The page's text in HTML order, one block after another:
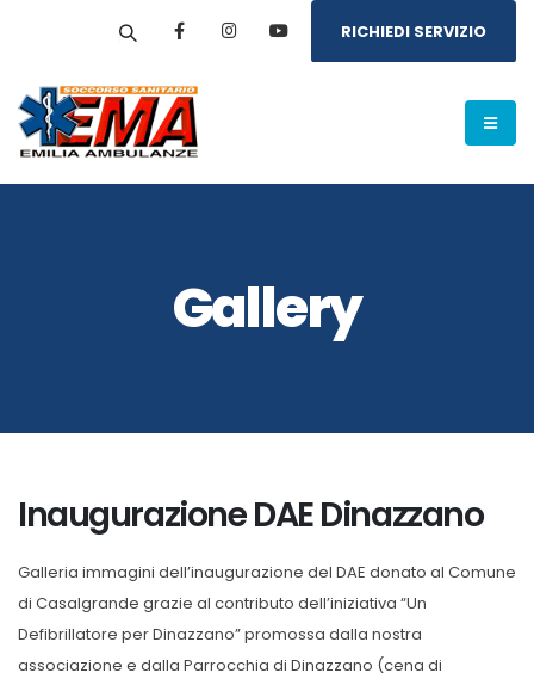
RICHIEDI SERVIZIO
Gallery
Inaugurazione DAE Dinazzano
Galleria immagini dell’inaugurazione del DAE donato al Comune
di Casalgrande grazie al contributo dell’iniziativa “Un
Defibrillatore per Dinazzano” promossa dalla nostra
associazione e dalla Parrocchia di Dinazzano (cena di